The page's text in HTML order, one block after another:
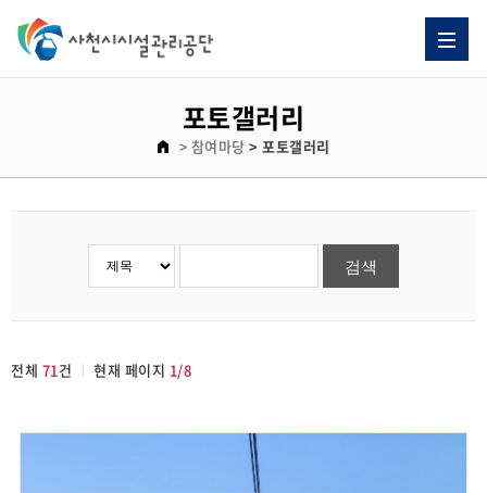
포토갤러리
> 참여마당 > 포토갤러리
전체 71건 현재 페이지 1/8